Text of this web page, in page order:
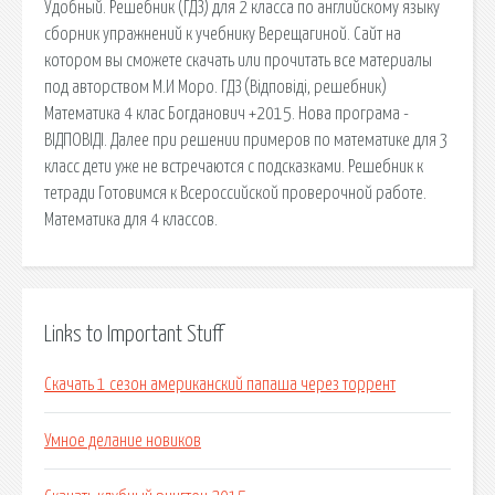
Удобный. Решебник (ГДЗ) для 2 класса по английскому языку
сборник упражнений к учебнику Верещагиной. Сайт на
котором вы сможете скачать или прочитать все материалы
под авторством М.И Моро. ГДЗ (Відповіді, решебник)
Математика 4 клас Богданович +2015. Нова програма -
ВІДПОВІДІ. Далее при решении примеров по математике для 3
класс дети уже не встречаются с подсказками. Решебник к
тетради Готовимся к Всероссийской проверочной работе.
Математика для 4 классов.
Links to Important Stuff
Скачать 1 сезон американский папаша через торрент
Умное делание новиков